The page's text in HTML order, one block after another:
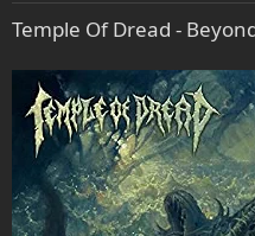
Temple Of Dread -